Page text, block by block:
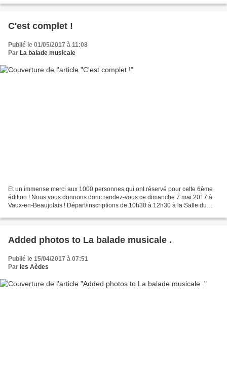
C'est complet !
Publié le 01/05/2017 à 11:08
Par La balade musicale
Et un immense merci aux 1000 personnes qui ont réservé pour cette 6ème
édition ! Nous vous donnons donc rendez-vous ce dimanche 7 mai 2017 à
Vaux-en-Beaujolais ! Départ/inscriptions de 10h30 à 12h30 à la Salle du
Added photos to La balade musicale .
Publié le 15/04/2017 à 07:51
Par les Aèdes